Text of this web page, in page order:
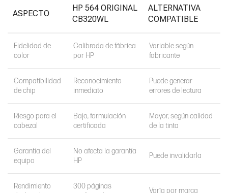
ASPECTO
HP 564 ORIGINAL
CB320WL
ALTERNATIVA
COMPATIBLE
Fidelidad de
color
Calibrada de fábrica
por HP
Variable según
fabricante
Compatibilidad
de chip
Reconocimiento
inmediato
Puede generar
errores de lectura
Riesgo para el
cabezal
Bajo, formulación
certificada
Mayor, según calidad
de la tinta
Garantía del
equipo
No afecta la garantía
HP
Puede invalidarla
Rendimiento
300 páginas
Varía por marca